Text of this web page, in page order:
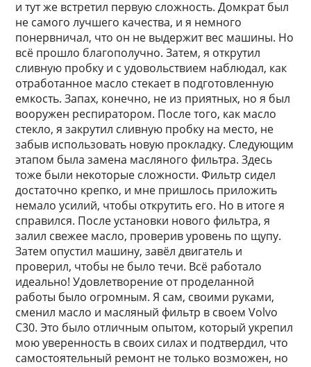
и тут же встретил первую сложность. Домкрат был
не самого лучшего качества, и я немного
понервничал, что он не выдержит вес машины. Но
всё прошло благополучно. Затем, я открутил
сливную пробку и с удовольствием наблюдал, как
отработанное масло стекает в подготовленную
емкость. Запах, конечно, не из приятных, но я был
вооружен респиратором. После того, как масло
стекло, я закрутил сливную пробку на место, не
забыв использовать новую прокладку. Следующим
этапом была замена масляного фильтра. Здесь
тоже были некоторые сложности. Фильтр сидел
достаточно крепко, и мне пришлось приложить
немало усилий, чтобы открутить его. Но в итоге я
справился. После установки нового фильтра, я
залил свежее масло, проверив уровень по щупу.
Затем опустил машину, завёл двигатель и
проверил, чтобы не было течи. Всё работало
идеально! Удовлетворение от проделанной
работы было огромным. Я сам, своими руками,
сменил масло и масляный фильтр в своем Volvo
C30. Это было отличным опытом, который укрепил
мою уверенность в своих силах и подтвердил, что
самостоятельный ремонт не только возможен, но